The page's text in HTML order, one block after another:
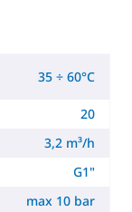
35 ÷ 60°C
20
3,2 m³/h
G1"
max 10 bar